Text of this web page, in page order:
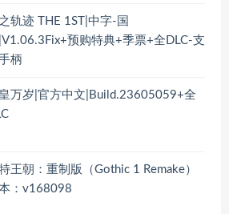
轨迹 THE 1ST|中字-国
预购特典+季票+全DLC-支
柄
万岁|官方中文|Build.23605059+全
王朝：重制版（Gothic 1 Remake）
：v168098